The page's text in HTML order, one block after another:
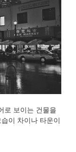
로 보이는 건물을
이 차이나 타운이